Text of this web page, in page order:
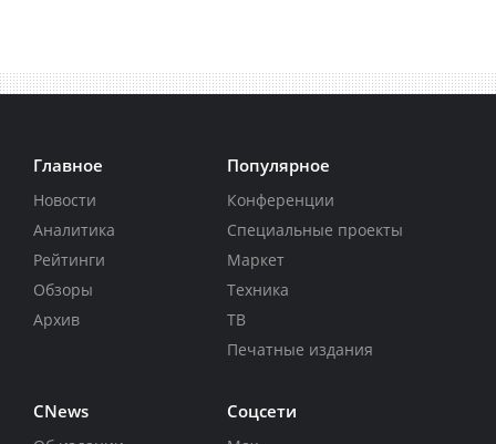
Главное
Новости
Аналитика
Рейтинги
Обзоры
Архив
Популярное
Конференции
Специальные проекты
Маркет
Техника
ТВ
Печатные издания
CNews Соцсети